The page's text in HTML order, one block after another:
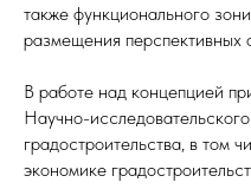
также функционального
размещения перспективных
В работе над концепцией
Научно-
градостроительства, в том
экономике